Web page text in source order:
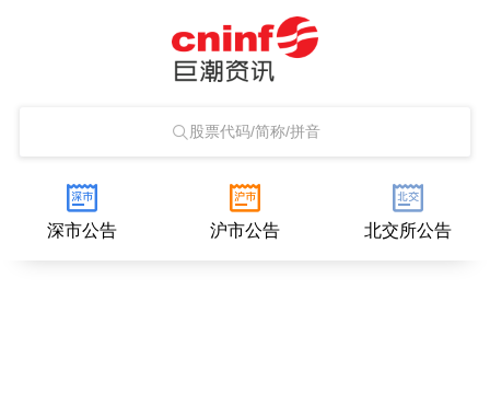
股票代码/简称/拼音
深市公告 沪市公告 北交所公告